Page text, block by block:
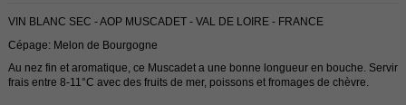
VIN BLANC SEC - AOP MUSCADET - VAL DE LOIRE - FRANCE
Cépage: Melon de Bourgogne
Au nez fin et aromatique, ce Muscadet a une bonne longueur en bouche. Servir
frais entre 8-11°C avec des fruits de mer, poissons et fromages de chèvre.